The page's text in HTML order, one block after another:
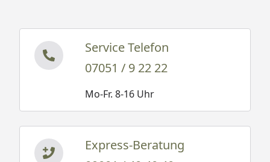
Service Telefon
07051 / 9 22 22
Mo-Fr. 8-16 Uhr
Express-Beratung